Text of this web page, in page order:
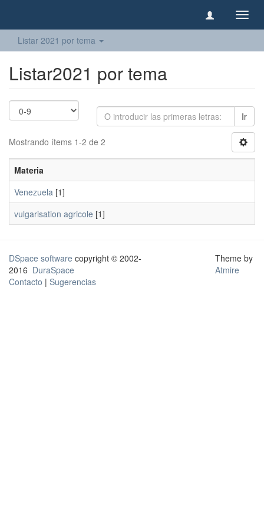
Listar 2021 por tema
Listar2021 por tema
Ir
Mostrando ítems 1-2 de 2
Materia
Venezuela [1]
vulgarisation agricole [1]
DSpace software copyright © 2002-
2016 DuraSpace
Contacto | Sugerencias
Theme by
Atmire